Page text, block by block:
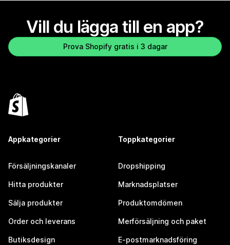
Vill du lägga till en app?
Prova Shopify gratis i 3 dagar
Appkategorier
Försäljningskanaler
Hitta produkter
Sälja produkter
Order och leverans
Butiksdesign
Toppkategorier
Dropshipping
Marknadsplatser
Produktomdömen
Merförsäljning och paket
E-postmarknadsföring